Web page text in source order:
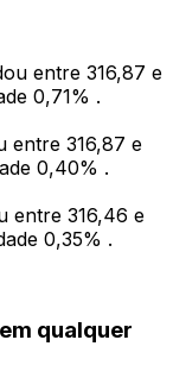
entre 316,87 e
0,71% .
entre 316,87 e
0,40% .
entre 316,46 e
0,35% .
qualquer